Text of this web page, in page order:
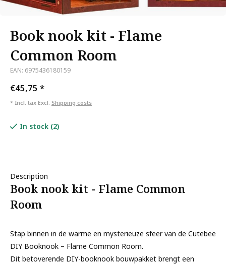
Book nook kit - Flame
Common Room
EAN: 6975436180159
€45,75 *
* Incl. tax Excl. Shipping costs
In stock (2)
Description
Book nook kit - Flame Common
Room
Stap binnen in de warme en mysterieuze sfeer van de Cutebee
DIY Booknook – Flame Common Room.
Dit betoverende DIY-booknook bouwpakket brengt een